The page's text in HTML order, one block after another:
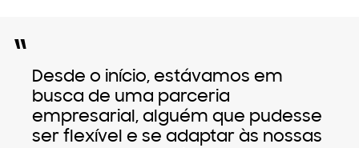
“ Desde o início, estávamos em
busca de uma parceria
empresarial, alguém que pudesse
ser flexível e se adaptar às nossas